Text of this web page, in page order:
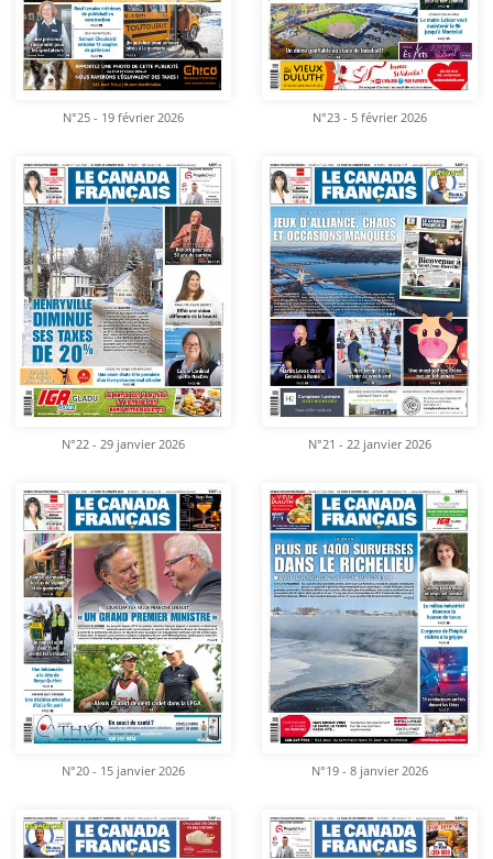
N°25 - 19 février 2026 N°23 - 5 février 2026
N°22 - 29 janvier 2026 N°21 - 22 janvier 2026
N°20 - 15 janvier 2026 N°19 - 8 janvier 2026